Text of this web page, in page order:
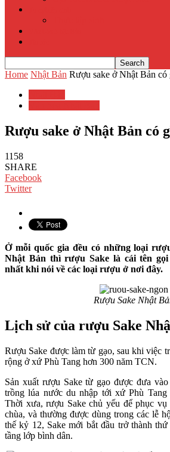
Home Nhật Bản Rượu sake ở Nhật Bản có
Rượu sake ở Nhật Bản có
1158
SHARE
Facebook
Twitter
Ở mỗi quốc gia đều có những loại
Nhật Bản thì rượu Sake là cái tên
nhất khi nói về các loại rượu ở nơi đây.
Rượu Sake Nhật
Lịch sử của rượu Sake
Rượu Sake được làm từ gạo, sau khi việc
rộng ở xứ Phù Tang hơn 300 năm TCN.
Sản xuất rượu Sake từ gạo được đưa vào
trồng lúa nước du nhập tới xứ Phù
Thời xưa, rượu Sake chủ yếu để phục vụ
chùa, và thường được dùng trong các lễ
thế kỷ 12, Sake mới bắt đầu trở thành
tầng lớp bình dân.